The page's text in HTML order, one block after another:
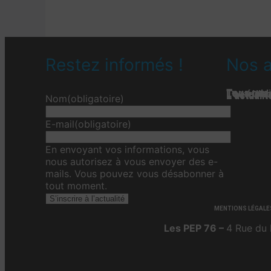
Restez informés !
Nom(obligatoire)
E-mail(obligatoire)
En envoyant vos informations, vous
nous autorisez à vous envoyer des e-
mails. Vous pouvez vous désabonner à
tout moment.
S’inscrire à l’actualité
Nos
Tous
Les
Toute
MENTIONS
Les PEP 76 – 4 Rue du